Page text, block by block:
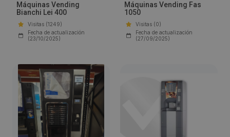
Máquinas Vending
Bianchi Lei 400
Visitas (1249)
Fecha de actualización
(23/10/2025)
Máquinas Vending Fas
1050
Visitas (0)
Fecha de actualización
(27/09/2025)